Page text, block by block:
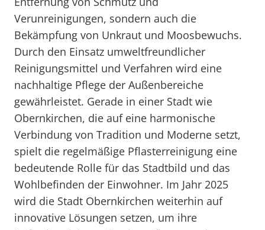
Verunreinigungen, sondern auch die
Bekämpfung von Unkraut und Moosbewuchs.
Durch den Einsatz umweltfreundlicher
Reinigungsmittel und Verfahren wird eine
nachhaltige Pflege der Außenbereiche
gewährleistet. Gerade in einer Stadt wie
Obernkirchen, die auf eine harmonische
Verbindung von Tradition und Moderne setzt,
spielt die regelmäßige Pflasterreinigung eine
bedeutende Rolle für das Stadtbild und das
Wohlbefinden der Einwohner. Im Jahr 2025
wird die Stadt Obernkirchen weiterhin auf
innovative Lösungen setzen, um ihre